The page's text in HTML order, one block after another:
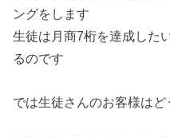
ングをします
生徒は月商7桁を達成した
るのです
では生徒さんのお客様はど